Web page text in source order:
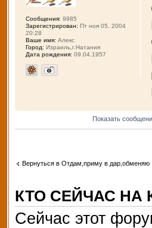
Сообщения: 9985
Зарегистрирован: Пт ноя 05, 2004
20:28
Ваше имя: Алекс
Город: Израиль,г.Натания
Дата рождения: 09.04.1957
Показать
Вернуться в Отдам,приму в дар,обменяю
КТО СЕЙЧАС НА
Сейчас этот